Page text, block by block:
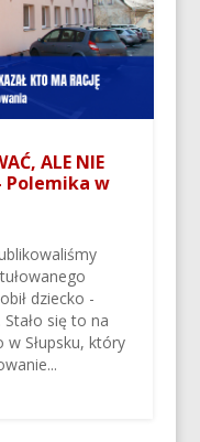
ALE NIE
Polemika w
dziecko -
się to na
Słupsku, który